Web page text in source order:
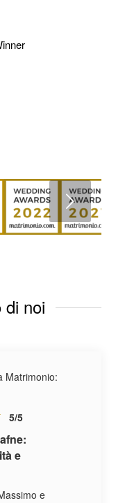
di noi
Matrimonio:
5/5
e
e